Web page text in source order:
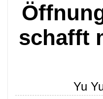
schafft
Yu